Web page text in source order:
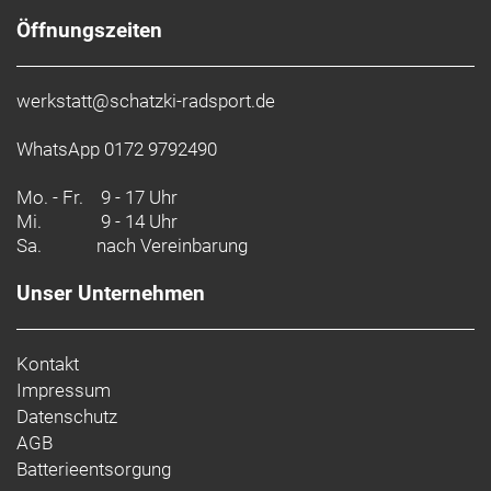
etablieren. Dieses und andere Produkte enthalten
recycelte Materialien und werden mithilfe
umweltfreundlicherer Herstellungsverfahren
gefertigt.
- Materialtyp: Webstoff
- Fasergehalt (Liner): Seitenbahnen: 77 % recyceltes
Nylon, 23 % Spandex
Öffnungszeiten
werkstatt@schatzki-radsport.de
WhatsApp 0172 9792490
Mo. - Fr. 9 - 17 Uhr
Mi.
9 - 14 Uhr
Sa.
nach Vereinbarung
Unser Unternehmen
Kontakt
Impressum
Datenschutz
AGB
Batterieentsorgung